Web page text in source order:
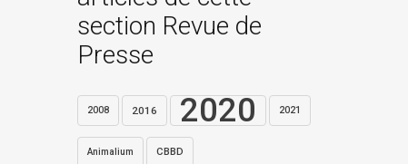
section Revue de
Presse
2008 2016 2020 2021
Animalium CBBD